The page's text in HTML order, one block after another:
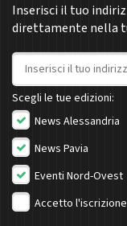
Inserisci il tuo
direttamente nella
Indirizzo email
Scegli le tue edizioni:
News Alessandria
News Pavia
Eventi Nord-Ovest
Accetto